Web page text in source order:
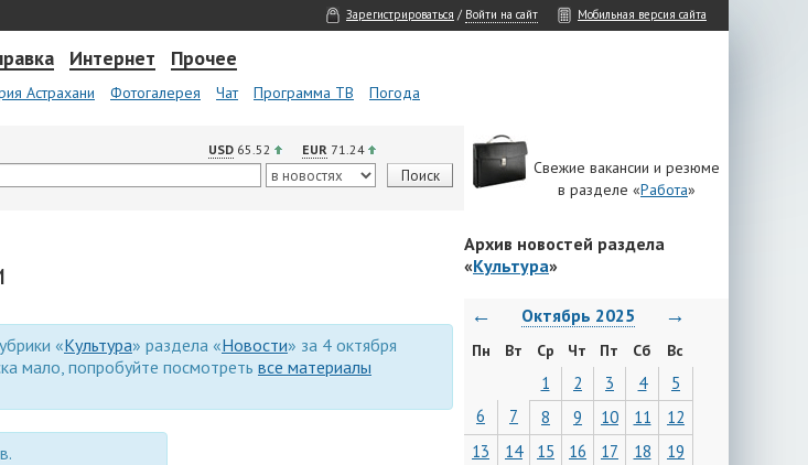
Зарегистрироваться / Войти на сайт Мобильная версия сайта
Интернет Прочее
Астрахани Фотогалерея Чат Программа ТВ Погода
USD 65.52 EUR 71.24
Свежие вакансии и резюме
в разделе «Работа»
«Культура» раздела «Новости» за 4 октября
мало, попробуйте посмотреть все материалы
Архив новостей раздела
«Культура»
← Октябрь 2025 →
Пн Вт Ср Чт Пт Сб Вс
1 2 3 4
5
6
7 8 9 10 11
12
13
14 15 16 17 18
19